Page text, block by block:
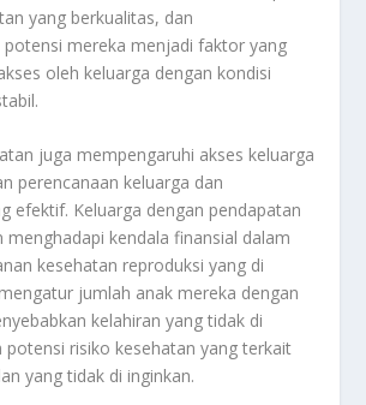
yang berkualitas, dan
potensi mereka menjadi faktor yang
oleh keluarga dengan kondisi
juga mempengaruhi akses keluarga
perencanaan keluarga dan
efektif. Keluarga dengan pendapatan
menghadapi kendala finansial dalam
kesehatan reproduksi yang di
jumlah anak mereka dengan
kelahiran yang tidak di
potensi risiko kesehatan yang terkait
yang tidak di inginkan.